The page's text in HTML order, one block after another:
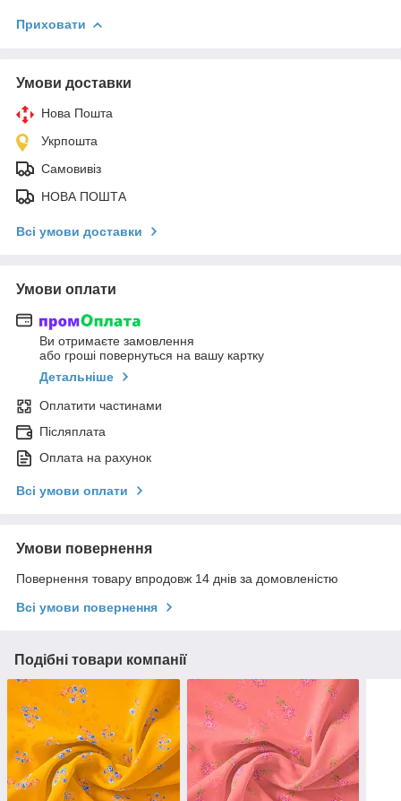
Приховати
Умови доставки
Нова Пошта
Укрпошта
Самовивіз
НОВА ПОШТА
Всі умови доставки
Умови оплати
Ви отримаєте замовлення
або гроші повернуться на вашу картку
Детальніше
Оплатити частинами
Післяплата
Оплата на рахунок
Всі умови оплати
Умови повернення
Повернення товару впродовж 14 днів за домовленістю
Всі умови повернення
Подібні товари компанії